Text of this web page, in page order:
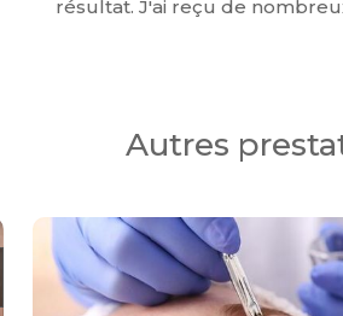
résultat. J'ai reçu de
Autres